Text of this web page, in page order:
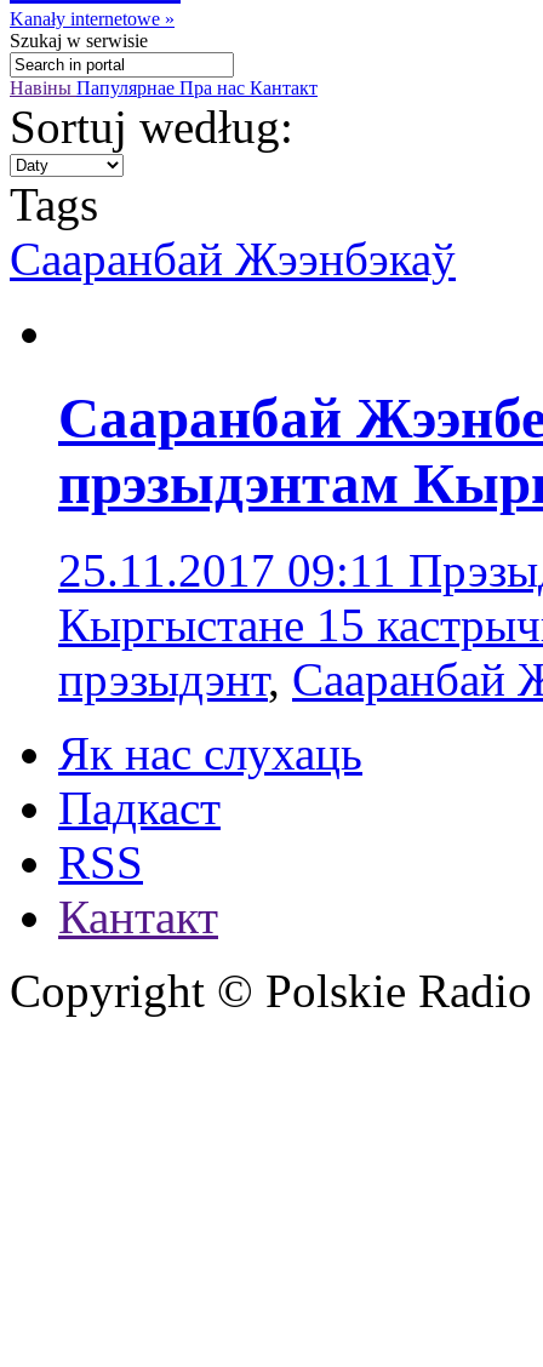
Kanały internetowe »
Szukaj w serwisie
Навіны Папулярнае Пра нас Кантакт
Sortuj według:
Tags
Сааранбай Жээнбэкаў
Сааранбай
прэзыдэнтам
25.11.2017 09:11
Кыргыстане 15
прэзыдэнт, Сааранбай
Як нас слухаць
Падкаст
RSS
Кантакт
Copyright © Polskie